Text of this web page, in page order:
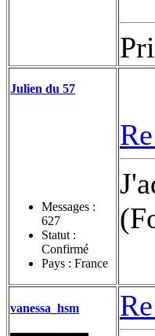
Julien du 57
Messages :
627
Statut :
Confirmé
Pays : France
vanessa_hsm